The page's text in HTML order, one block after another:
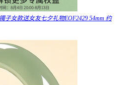
女款送女友七夕礼物EOF2429 54mm 约